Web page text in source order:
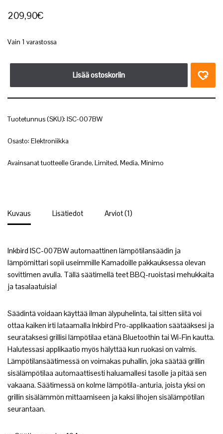
209,90€
Vain 1 varastossa
Lisää ostoskoriin
Tuotetunnus (SKU): ISC-007BW
Osasto: Elektroniikka
Avainsanat tuotteelleGrande, Limited, Media, Minimo
Kuvaus Lisätiedot Arviot (1)
Inkbird ISC-007BW automaattinen lämpötilansäädin ja
lämpömittari sopii useimmille Kamadoille pakkauksessa olevan
sovittimen avulla. Tällä säätimellä teet BBQ-ruoistasi mehukkaita
ja tasalaatuisia!
Säädintä voidaan käyttää ilman älypuhelinta, tai sitten siitä voi
ottaa kaiken irti lataamalla Inkbird Pro-applikaation säätääksesi ja
seurataksesi grillisi lämpötilaa etänä Bluetoothin tai Wi-Fin kautta.
Halutessasi applikaatio myös hälyttää kun ruokasi on valmis.
Lämpötilansäätimessä on voimakas puhallin, joka säätää grillin
sisälämpötilaa automaattisesti haluamallesi tasolle ja pitää sen
vakaana. Säätimessä on kolme lämpötila-anturia, joista yksi on
grillin sisälämmön mittaamiseen ja kaksi lihojen sisälämpötilan
seurantaan.